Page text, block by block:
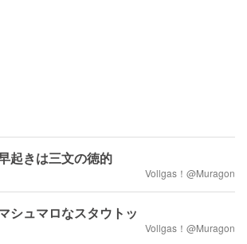
起きは三文の徳的
Vollgas！@Muragon
シュマロなスタウトッ
Vollgas！@Muragon